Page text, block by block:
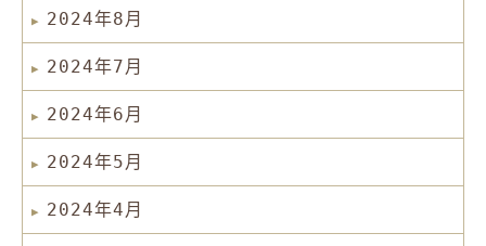
2024年8月
2024年7月
2024年6月
2024年5月
2024年4月